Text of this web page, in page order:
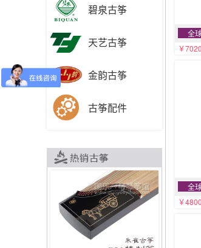
碧泉古筝
天艺古筝
金韵古筝
古筝配件
全
￥7020
全
￥4800